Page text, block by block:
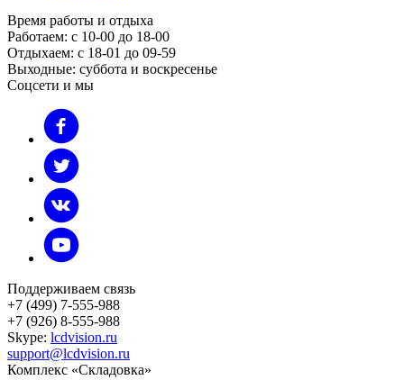
Время работы и отдыха
Работаем: с 10-00 до 18-00
Отдыхаем: с 18-01 до 09-59
Выходные: суббота и воскресенье
Соцсети и мы
Поддерживаем связь
+7 (499) 7-555-988
+7 (926) 8-555-988
Skype: lcdvision.ru
support@lcdvision.ru
Комплекс «Складовка»